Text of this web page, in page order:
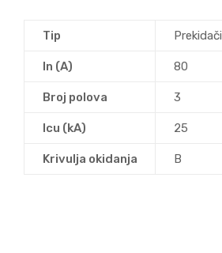
Tip Prekidači
In (A) 80
Broj polova 3
Icu (kA) 25
Krivulja okidanja B